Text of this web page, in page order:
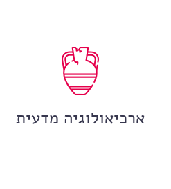
ארכיאולוגיה מדעית